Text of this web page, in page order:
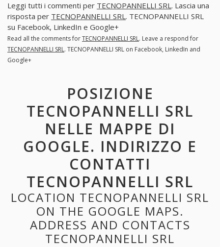
Leggi tutti i commenti per TECNOPANNELLI SRL. Lascia una
risposta per TECNOPANNELLI SRL. TECNOPANNELLI SRL
su Facebook, LinkedIn e Google+
Read all the comments forTECNOPANNELLI SRL. Leave a respond for
TECNOPANNELLI SRL. TECNOPANNELLI SRL on Facebook, LinkedIn and
Google+
POSIZIONE
TECNOPANNELLI SRL
NELLE MAPPE DI
GOOGLE. INDIRIZZO E
CONTATTI
TECNOPANNELLI SRL
LOCATION TECNOPANNELLI SRL
ON THE GOOGLE MAPS.
ADDRESS AND CONTACTS
TECNOPANNELLI SRL